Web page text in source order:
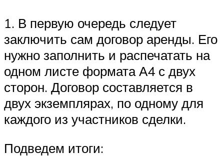
1. В первую очередь следует
заключить сам договор аренды. Его
нужно заполнить и распечатать на
одном листе формата А4 с двух
сторон. Договор составляется в
двух экземплярах, по одному для
каждого из участников сделки.
Подведем итоги: